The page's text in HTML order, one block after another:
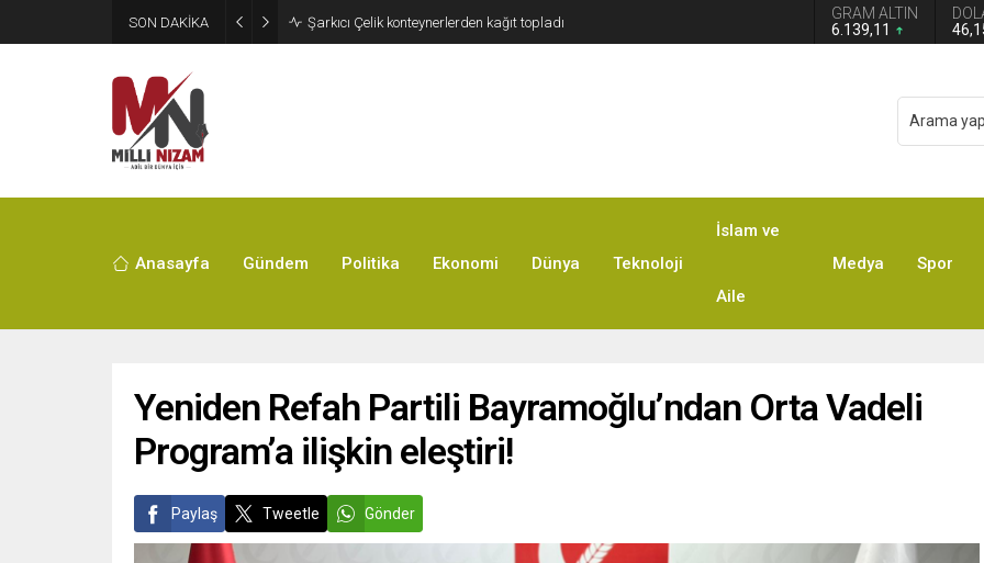
SON DAKİKA İran 2 ülkeyi birden vurdu
GRAM ALTIN
6.139,11
Anasayfa Gündem Politika Ekonomi Dünya Teknoloji
İslam ve
Aile
Medya Spor
Yeniden Refah Partili Bayramoğlu’ndan Orta Vadeli
Program’a ilişkin eleştiri!
Paylaş Tweetle Gönder